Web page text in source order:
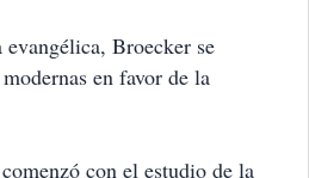
Broecker se
en favor de la
con el estudio de la